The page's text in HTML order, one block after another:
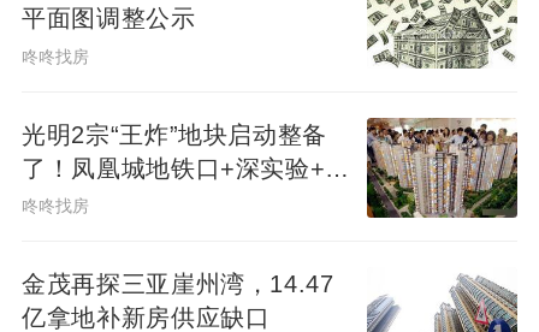
平面图调整公示
咚咚找房
光明2宗“王炸”地块启动整备
了！凤凰城地铁口+深实验+商
业环绕
咚咚找房
金茂再探三亚崖州湾，14.47
亿拿地补新房供应缺口